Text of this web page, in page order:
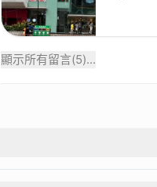
顯示所有留言(5)...